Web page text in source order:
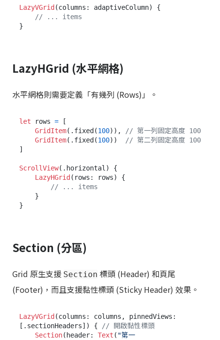
LazyVGrid (columns: adaptiveColumn) {
// ... items
LazyHGrid (水平網格)
水平網格則需要定義「有幾列 (Rows)」。
let rows = [
GridItem(.fixed(100)),
// 第一列固定高度 100
GridItem(.fixed(100))
// 第二列固定高度 100
]
ScrollView(.horizontal) {
LazyHGrid (rows: rows) {
// ... items
Section (分區)
Grid 原生支援 Section 標頭 (Header) 和頁尾
(Footer)，而且支援黏性標頭 (Sticky Header) 效果。
LazyVGrid (columns: columns, pinnedViews:
[.sectionHeaders]) {
// 開啟黏性標頭
Section(header: Text ( "第一